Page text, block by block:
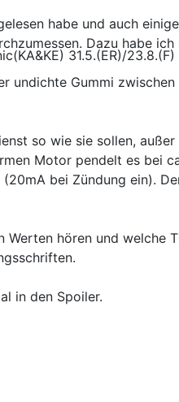
31.5.(ER)/23.8.(F)
habe und auch
Dazu habe
undichte Gummi
so wie sie sollen,
Motor pendelt es bei
bei Zündung ein).
hören und
in den Spoiler.